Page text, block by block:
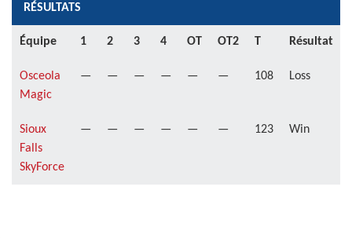
RÉSULTATS
Équipe 1 2 3 4 OT OT2 T Résultat
Osceola
Magic
— — — — — — 108 Loss
Sioux
Falls
SkyForce
— — — — — — 123 Win